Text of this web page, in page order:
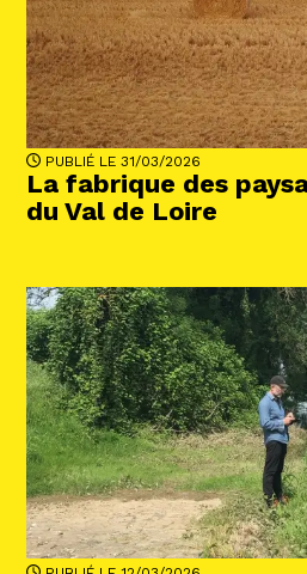
PUBLIÉ LE 31/03/2026
La fabrique des
du Val de Loire